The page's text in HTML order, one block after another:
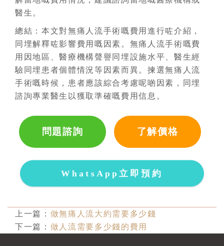
醫生。
總結：本文對無痛人流手術嘅費用進行咗介紹，
同埋解釋咗影響費用嘅因素。無痛人流手術嘅費
用因地區、醫療機構聲譽同埋設施水平、醫生經
驗同埋患者個體情況等因素而異。揀選無痛人流
手術嘅時候，患者應該綜合考慮呢啲因素，同埋
諮詢專業醫生以獲取準確嘅費用信息。
問題諮詢 了解價格
WhatsApp立即預約
上一篇： 做無痛人流大約需要多少錢
下一篇： 做人流需要多少錢的費用